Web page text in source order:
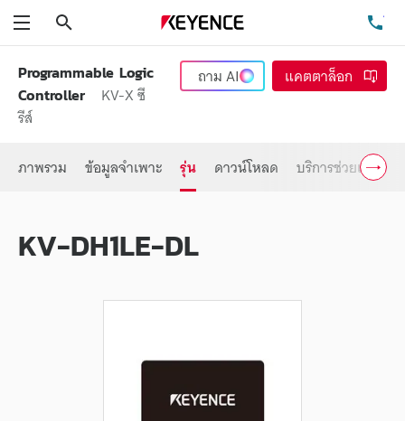
Programmable Logic
Controller
KV-X ซี
รีส์
ถามAI แคตตาล็อก
ภาพรวม ข้อมูลจำเพาะ รุ่น ดาวน์โหลด บริการช่วยเหลือ
KV-DH1LE-DL